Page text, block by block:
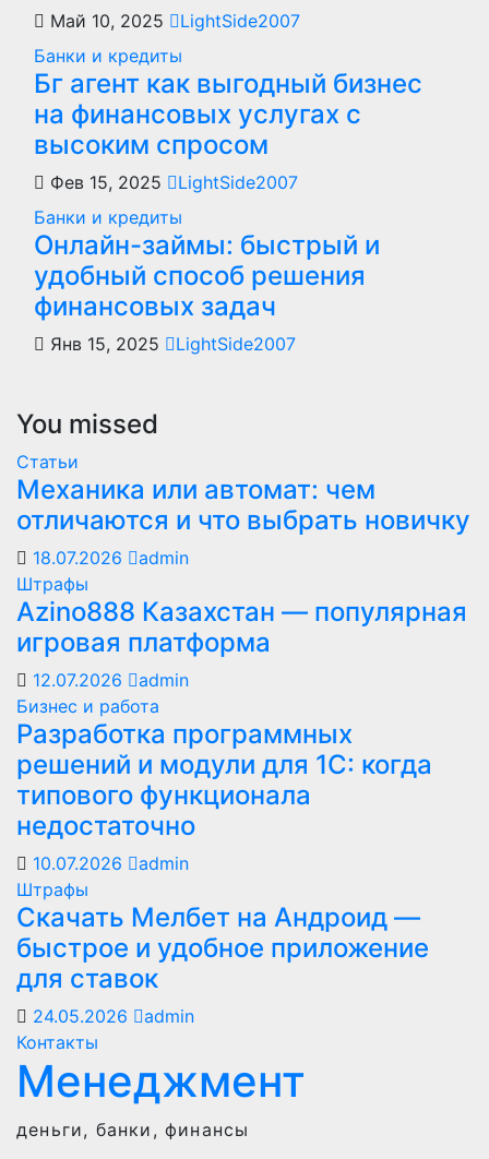
Май 10, 2025
LightSide2007
Банки и кредиты
Бг агент как выгодный бизнес
на финансовых услугах с
высоким спросом
Фев 15, 2025
LightSide2007
Банки и кредиты
Онлайн-займы: быстрый и
удобный способ решения
финансовых задач
Янв 15, 2025 LightSide2007
You missed
Статьи
Механика или автомат: чем
отличаются и что выбрать новичку
18.07.2026
admin
Штрафы
Azino888 Казахстан — популярная
игровая платформа
12.07.2026
admin
Бизнес и работа
Разработка программных
решений и модули для 1С: когда
типового функционала
недостаточно
10.07.2026
admin
Штрафы
Скачать Мелбет на Андроид —
быстрое и удобное приложение
для ставок
24.05.2026
admin
Контакты
Менеджмент
деньги, банки, финансы